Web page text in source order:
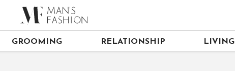
GROOMING RELATIONSHIP LIVING